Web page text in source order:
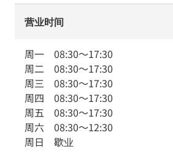
营业时间
周一 08:30～17:30
周二 08:30～17:30
周三 08:30～17:30
周四 08:30～17:30
周五 08:30～17:30
周六 08:30～12:30
周日 歇业